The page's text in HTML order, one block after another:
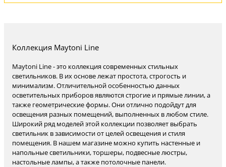
Коллекция Maytoni Line
Maytoni Line - это коллекция современных стильных
светильников. В их основе лежат простота, строгость и
минимализм. Отличительной особенностью данных
осветительных приборов являются строгие и прямые линии, а
также геометрические формы. Они отлично подойдут для
освещения разных помещений, выполненных в любом стиле.
Широкий ряд моделей этой коллекции позволяет выбрать
светильник в зависимости от целей освещения и стиля
помещения. В нашем магазине можно купить настенные и
напольные светильники, торшеры, подвесные люстры,
настольные лампы, а также потолочные панели.